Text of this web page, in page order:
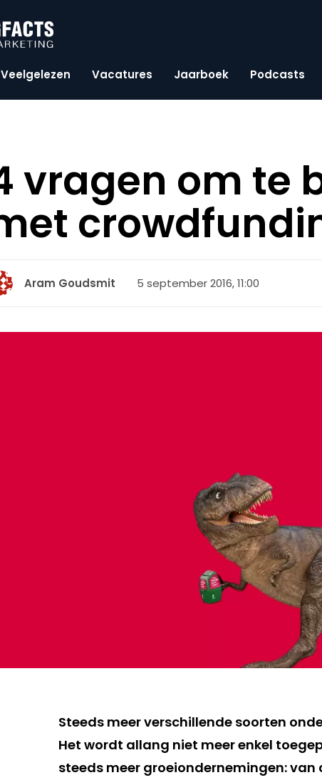
Veelgelezen Vacatures Jaarboek Podcasts
vragen om te
Aram Goudsmit 5 september 2016, 11:00
Steeds meer verschillende soorten
Het wordt allang niet meer enkel
steeds meer groeiondernemingen: